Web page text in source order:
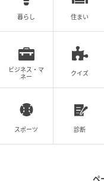
暮らし 住まい
ビジネス・マ
ネー
クイズ
スポーツ 診断
ペ